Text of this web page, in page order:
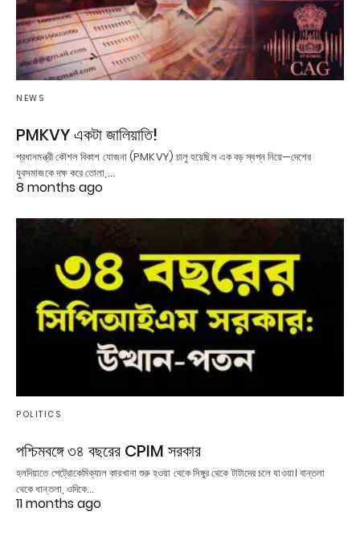
NEWS
PMKVY একটা জালিয়াতি!
প্রধানমন্ত্রী কৌশল বিকাশ যোজনা (PMKVY) চালু হয়েছিল এক বড় স্বপ্ন নিয়ে—দেশের
যুবসমাজকে দক্ষ করে তোলা,…
8 months ago
POLITICS
পশ্চিমবঙ্গে ৩৪ বছরের CPIM সরকার
হলদিয়াতে পেট্রোকেমিক্যাল কারখানা শুরু হওয়া থেকে সিঙ্গুর থেকে টাটাদের চলে যাওয়া। বান্তলা
থেকে ধান্তলা, ওদিকে…
11 months ago